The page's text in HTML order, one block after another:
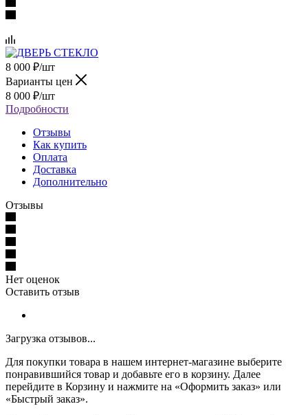
8 000 ₽/шт
Варианты цен
8 000 ₽/шт
Подробности
Отзывы
Как купить
Оплата
Доставка
Дополнительно
Отзывы
Нет оценок
Оставить отзыв
Загрузка отзывов...
Для покупки товара в нашем интернет-магазине выберите
понравившийся товар и добавьте его в корзину. Далее
перейдите в Корзину и нажмите на «Оформить заказ» или
«Быстрый заказ».